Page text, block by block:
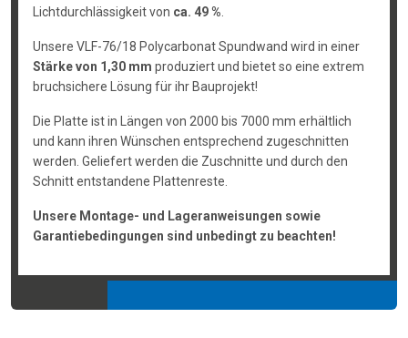
Lichtdurchlässigkeit von ca. 49 %
Unsere VLF-76/18 Polycarbonat Spundwand wird in einer
Stärke von 1,30 mm produziert und bietet so eine extrem
bruchsichere Lösung für ihr Bauprojekt!
Die Platte ist in Längen von 2000 bis 7000 mm erhältlich
und kann ihren Wünschen entsprechend zugeschnitten
werden. Geliefert werden die Zuschnitte und durch den
Schnitt entstandene Plattenreste.
Unsere Montage- und Lageranweisungen sowie
Garantiebedingungen sind unbedingt zu beachten!